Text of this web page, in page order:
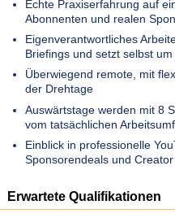
Echte Praxiserfahrung auf
Abonnenten und realen
Eigenverantwortliches
Briefings und setzt selbst um
Überwiegend remote, mit
der Drehtage
Auswärtstage werden mit 8
vom tatsächlichen
Einblick in professionelle
Sponsorendeals und
Erwartete Qualifikationen